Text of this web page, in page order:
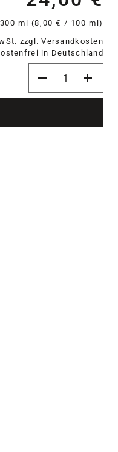
300 ml (8,00 € / 100 ml)
zzgl. Versandkosten
in Deutschland